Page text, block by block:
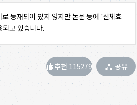
로 등재되어 있지 않지만 논문 등에 '신체효
고 있습니다.
추천 115279 공유